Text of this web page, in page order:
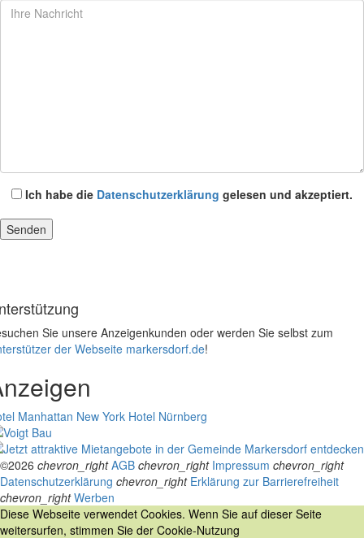
Ich habe die Datenschutzerklärung gelesen und akzeptiert.
Sie unsere Anzeigenkunden oder werden Sie selbst zum
der Webseite markersdorf.de!
Manhattan New York Hotel Nürnberg
©2026 chevron_right AGB chevron_right Impressum chevron_right
Datenschutzerklärung chevron_right Erklärung zur Barrierefreiheit
chevron_right Werben
Diese Webseite verwendet Cookies. Wenn Sie auf dieser Seite
weitersurfen, stimmen Sie der Cookie-Nutzung